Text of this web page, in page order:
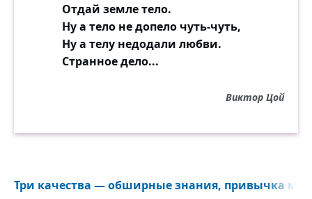
Отдай земле тело.
Ну а тело не допело чуть-чуть,
Ну а телу недодали любви.
Странное дело...
Виктор Цой
Три качества — обширные знания, привычка